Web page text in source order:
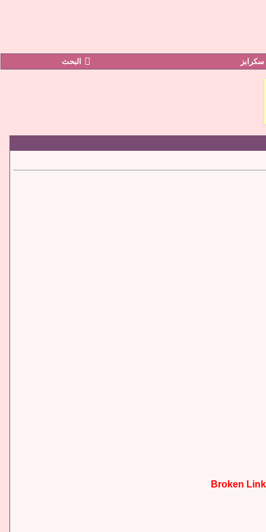
البحث